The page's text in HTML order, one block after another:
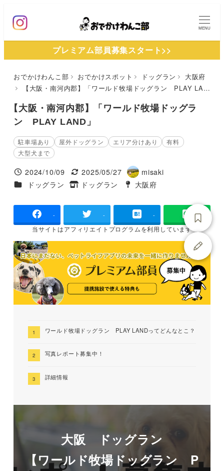
ン
MENU
プレミアム部員募集スタート>>
おでかけわんこ部 おでかけスポット ドッグラン
大阪府
【大阪・南河内郡】「ワールド牧場ドッグラン PLAY LAND」
【大阪・南河内郡】「ワールド牧場ドッグラ
ン PLAY LAND」
駐車場あり 屋外ドッグラン エリア分けあり
有料
大型犬まで
投稿日
2024/10/09
更新日
2025/05/27
著
者
misaki
施設ジャンル
ドッグラン
タグ
ドッグラン
タグ
大阪府
- - -
当サイトはアフィリエイトプログラムを利用しています
ワールド牧場ドッグラン PLAY LANDってどんなとこ？
写真レポート募集中！
詳細情報
大阪 ドッグラン
【ワールド牧場ドッグラン P